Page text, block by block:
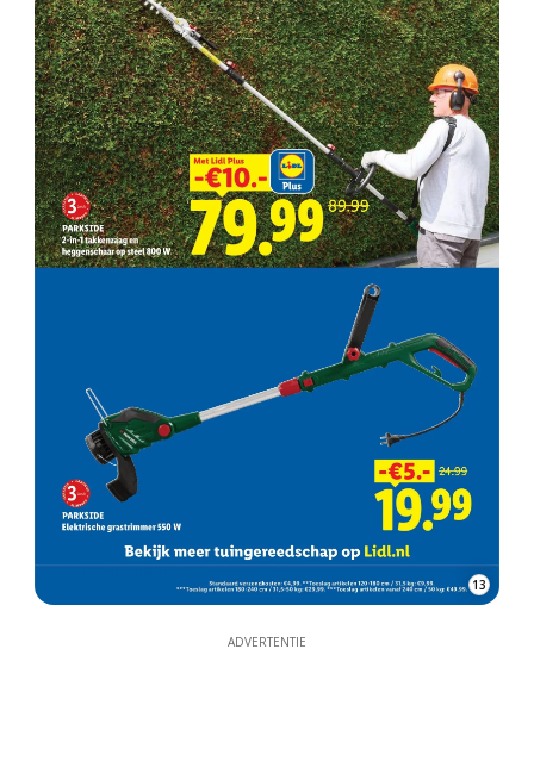
13
ADVERTENTIE